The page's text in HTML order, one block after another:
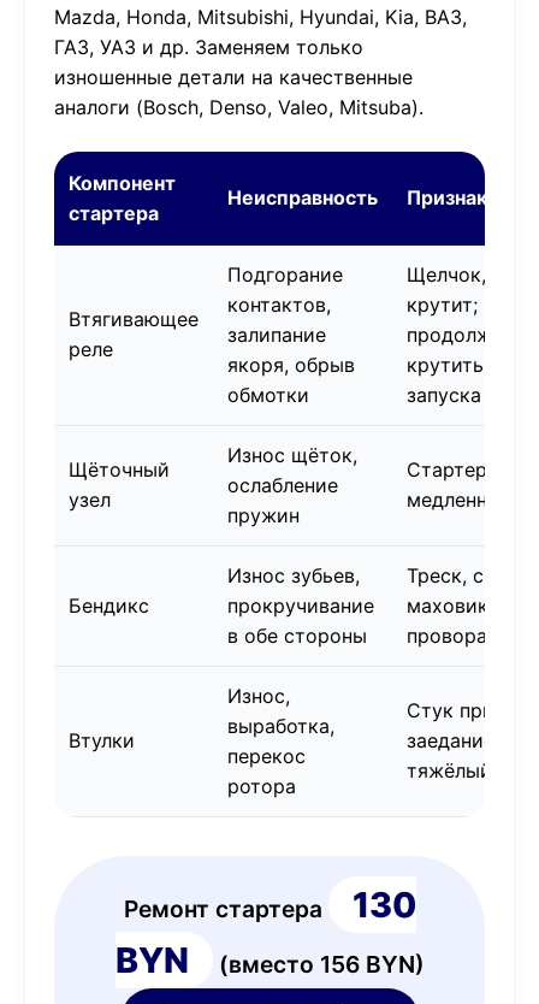
Mazda, Honda, Mitsubishi, Hyundai, Kia, ВАЗ,
ГАЗ, УАЗ и др. Заменяем только
изношенные детали на качественные
аналоги (Bosch, Denso, Valeo, Mitsuba).
Компонент
стартера
Неисправность Признаки
Втягивающее
реле
Подгорание
контактов,
залипание
якоря, обрыв
обмотки
Щелчок, но
крутит;
продолжает
крутить
запуска
Щёточный
узел
Износ щёток,
ослабление
пружин
Стартер
медленно,
Бендикс
Износ зубьев,
прокручивание
в обе стороны
Треск,
маховик не
Втулки
Износ,
выработка,
перекос
ротора
Стук при
заедание,
тяжёлый
Ремонт стартера
130
BYN
(вместо 156 BYN)